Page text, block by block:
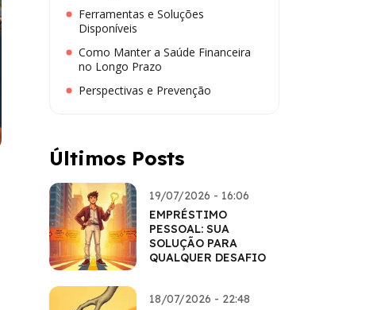
Ferramentas e Soluções
Disponíveis
Como Manter a Saúde Financeira
no Longo Prazo
Perspectivas e Prevenção
Últimos Posts
19/07/2026 - 16:06
EMPRÉSTIMO
PESSOAL: SUA
SOLUÇÃO PARA
QUALQUER DESAFIO
18/07/2026 - 22:48